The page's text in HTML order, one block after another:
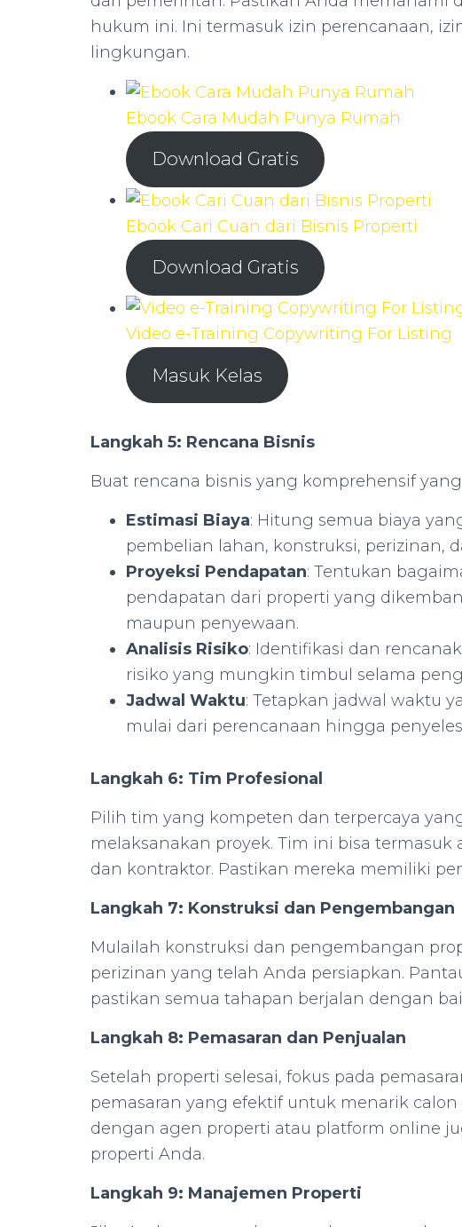
hukum ini. Ini termasuk izin perencanaan,
lingkungan.
Ebook Cara Mudah Punya Rumah
Download Gratis
Ebook Cari Cuan dari Bisnis Properti
Download Gratis
Video e-Training Copywriting For Listing
Masuk Kelas
Langkah 5: Rencana Bisnis
Buat rencana bisnis yang komprehensif
Estimasi Biaya: Hitung semua biaya
pembelian lahan, konstruksi, perizinan,
Proyeksi Pendapatan: Tentukan
pendapatan dari properti yang
maupun penyewaan.
Analisis Risiko: Identifikasi dan
risiko yang mungkin timbul selama
Jadwal Waktu: Tetapkan jadwal waktu
mulai dari perencanaan hingga
Langkah 6: Tim Profesional
Pilih tim yang kompeten dan terpercaya
melaksanakan proyek. Tim ini bisa termasuk
dan kontraktor. Pastikan mereka memiliki
Langkah 7: Konstruksi dan Pengembangan
Mulailah konstruksi dan pengembangan
perizinan yang telah Anda persiapkan.
pastikan semua tahapan berjalan dengan
Langkah 8: Pemasaran dan Penjualan
Setelah properti selesai, fokus pada
pemasaran yang efektif untuk menarik
dengan agen properti atau platform online
properti Anda.
Langkah 9: Manajemen Properti